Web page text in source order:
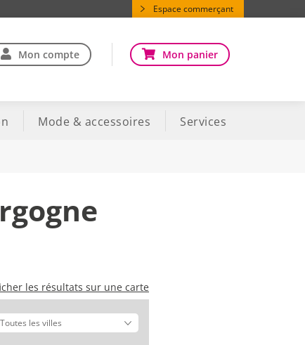
Espace commerçant
Mon compte Mon panier
Mode & accessoires Services
les résultats sur une carte